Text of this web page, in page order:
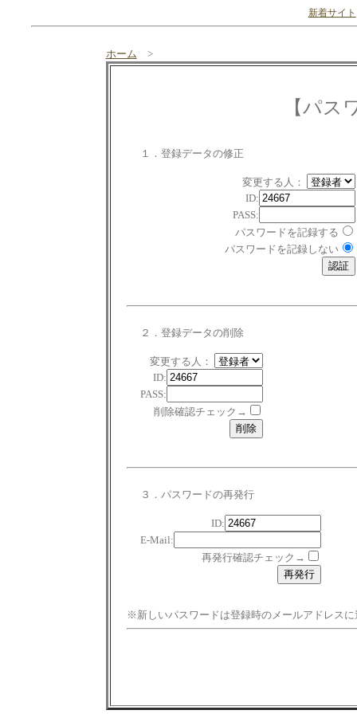
新着サイト
ホーム >
【パス
１．登録データの修正
変更する人：
ID:
PASS:
パスワードを記録する
パスワードを記録しない
２．登録データの削除
変更する人：
ID:
PASS:
削除確認チェック→
３．パスワードの再発行
ID:
E-Mail:
再発行確認チェック→
※新しいパスワードは登録時のメールアドレスに